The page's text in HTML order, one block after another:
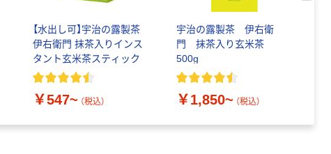
【水出し可】宇治の露製茶
伊右衛門 抹茶入りインス
タント玄米茶スティック
￥547~ （税込）
宇治の露製茶 伊右衛
門 抹茶入り玄米茶
500g
￥1,850~ （税込）